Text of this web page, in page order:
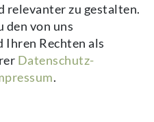
relevanter zu gestalten.
von uns
Ihren Rechten als
Daten­schutz­
.